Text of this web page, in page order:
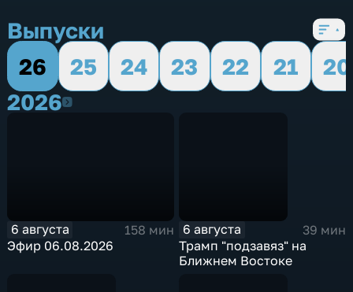
Выпуски
26
25 24 23 22 21
20
20262026
6 августа
158 мин
Эфир 06.08.2026
6 августа
39 мин
Трамп "подзавяз" на
Ближнем Востоке